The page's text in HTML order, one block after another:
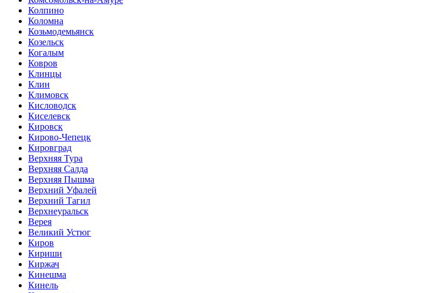
Колпино
Коломна
Козьмодемьянск
Козельск
Когалым
Ковров
Клинцы
Клин
Климовск
Кисловодск
Киселевск
Кировск
Кирово-Чепецк
Кировград
Верхняя Тура
Верхняя Салда
Верхняя Пышма
Верхний Уфалей
Верхний Тагил
Верхнеуральск
Верея
Великий Устюг
Киров
Кириши
Киржач
Кинешма
Кинель